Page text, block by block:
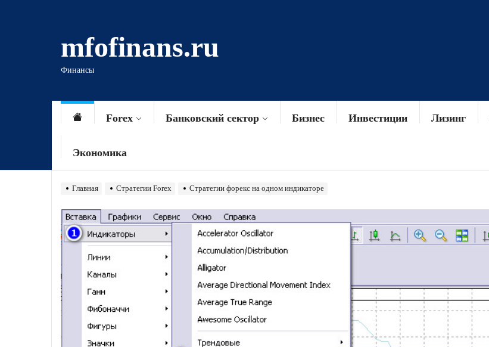
mfofinans.ru
Финансы
Forex Банковский сектор Бизнес Инвестиции Лизинг
Экономика
Главная Стратегии Forex Стратегии форекс на одном индикаторе